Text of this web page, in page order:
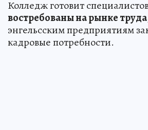
Такой подход позволяет
сократить разрыв между
образования и запросами
Колледж готовит